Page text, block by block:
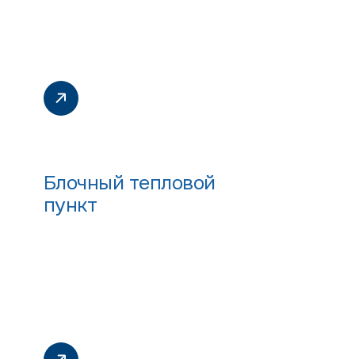
Блочный тепловой
пункт